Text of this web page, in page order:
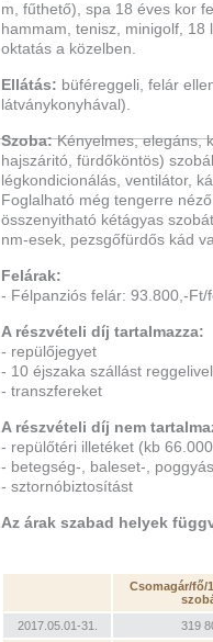
m, fűthető), spa 18 éves kor
hammam, tenisz, minigolf,
oktatás a közelben.
Ellátás: büféreggeli, felár
látványkonyhával).
Szoba:Kényelmes, elegáns,
hajszáritó, fürdőköntös)
légkondicionálás, ventilátor,
Foglalható még tengerre
összenyitható kétágyas
nm-esek, pezsgőfürdős kád
Felárak:
- Félpanziós felár: 93.800,-Ft/
A részvételi díj tartalmazza:
- repülőjegyet
- 10 éjszaka szállást reggelivel
- transzfereket
A részvételi díj nem
- repülőtéri illetéket (kb
- betegség-, baleset-,
- sztornóbiztosítást
Az árak szabad helyek
Csomagár/fő/
2017.05.01-31.
319